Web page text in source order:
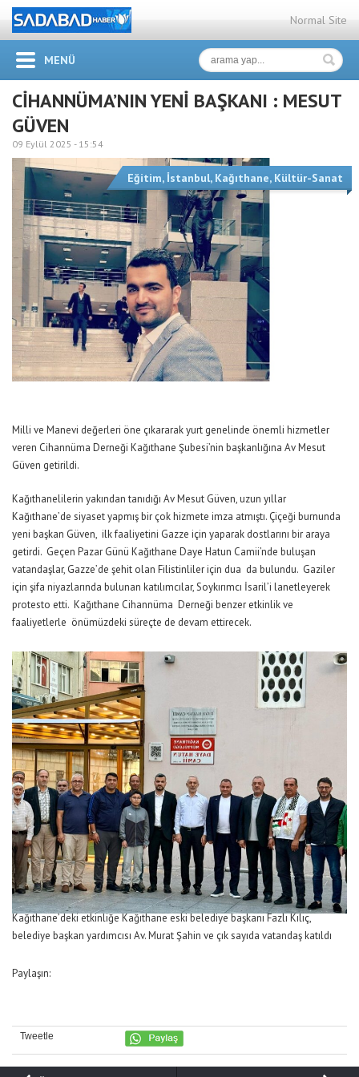
Normal Site
MENÜ
CİHANNÜMA’NIN YENİ BAŞKANI : MESUT
GÜVEN
09 Eylül 2025 - 15:54
Eğitim, İstanbul, Kağıthane, Kültür-Sanat
Milli ve Manevi değerleri öne çıkararak yurt genelinde önemli hizmetler
veren Cihannüma Derneği Kağıthane Şubesi’nin başkanlığına Av Mesut
Güven getirildi.
Kağıthanelilerin yakından tanıdığı Av Mesut Güven, uzun yıllar
Kağıthane’de siyaset yapmış bir çok hizmete imza atmıştı. Çiçeği burnunda
yeni başkan Güven, ilk faaliyetini Gazze için yaparak dostlarını bir araya
getirdi. Geçen Pazar Günü Kağıthane Daye Hatun Camii’nde buluşan
vatandaşlar, Gazze’de şehit olan Filistinliler için dua da bulundu. Gaziler
için şifa niyazlarında bulunan katılımcılar, Soykırımcı İsaril’i lanetleyerek
protesto etti. Kağıthane Cihannüma Derneği benzer etkinlik ve
faaliyetlerle önümüzdeki süreçte de devam ettirecek.
Kağıthane’deki etkinliğe Kağıthane eski belediye başkanı Fazlı Kılıç,
belediye başkan yardımcısı Av. Murat Şahin ve çık sayıda vatandaş katıldı
Paylaşın:
Tweetle